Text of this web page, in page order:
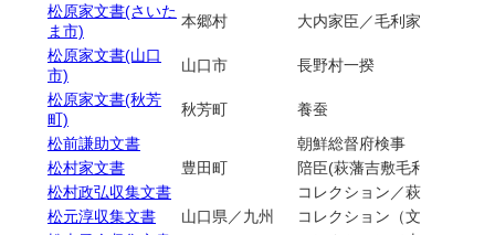
松原家文書(さいた
ま市)
本郷村
大内家臣／毛利家臣／萩藩
松原家文書(山口
市)
山口市
長野村一揆
松原家文書(秋芳
町)
秋芳町
養蚕
松前謙助文書
朝鮮総督府検事
松村家文書
豊田町
陪臣(萩藩吉敷毛利家臣)
松村政弘収集文書
コレクション／萩藩士（永
松元淳収集文書
山口県／九州
コレクション（文書・図書